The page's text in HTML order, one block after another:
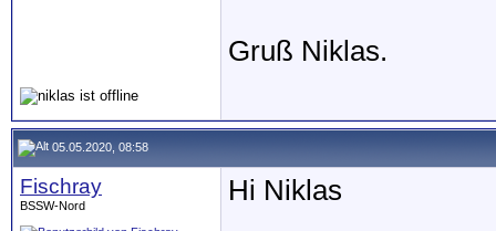
Gruß Niklas.
05.05.2020, 08:58
Fischray
BSSW-Nord Hi Niklas